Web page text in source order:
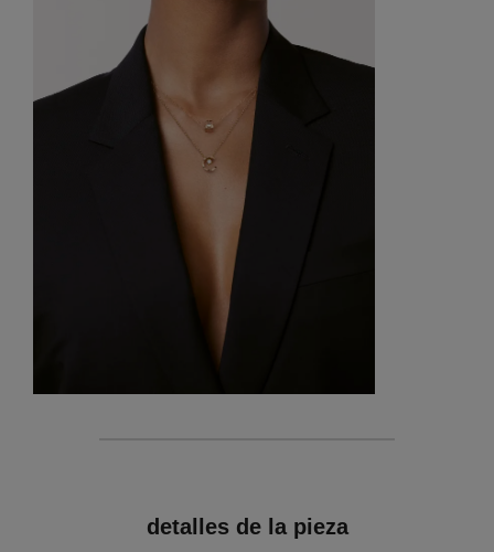
detalles de la pieza